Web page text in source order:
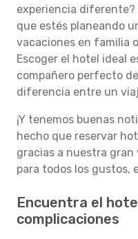
experiencia diferente?
que estés planeando
vacaciones en familia
Escoger el hotel ideal
compañero perfecto
diferencia entre un
¡Y tenemos buenas
hecho que reservar
gracias a nuestra
para todos los gustos,
Encuentra el
complicaciones